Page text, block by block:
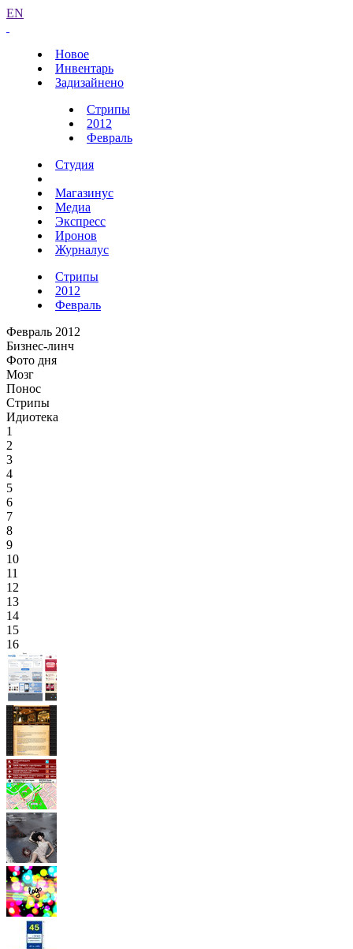
EN
Новое
Инвентарь
Задизайнено
Стрипы
2012
Февраль
Студия
Магазинус
Медиа
Экспресс
Иронов
Журналус
Стрипы
2012
Февраль
Февраль 2012
Бизнес-линч
Фото дня
Мозг
Понос
Стрипы
Идиотека
1
2
3
4
5
6
7
8
9
10
11
12
13
14
15
16